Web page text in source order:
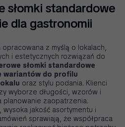
słomki standardowe
dla gastronomii
z myślą o lokalach,
i estetycznych rozwiązań do
słomki standardowe
wariantów do profilu
oraz stylu podania. Klienci
wyborze długości, wzorów i
planowanie zaopatrzenia.
jakość asortymentu i
sprawiają, że współpraca